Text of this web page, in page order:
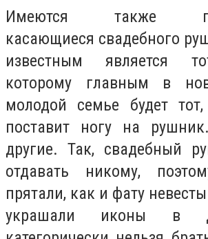
Имеются также
касающиеся свадебного
известным является
которому главным в
молодой семье будет
поставит ногу на
другие. Так, свадебный
отдавать никому,
прятали, как и фату
украшали иконы в